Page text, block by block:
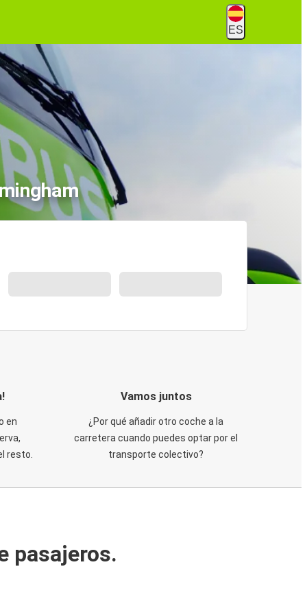
ES
en
resto.
Vamos juntos
¿Por qué añadir otro coche a la
carretera cuando puedes optar por el
transporte colectivo?
pasajeros.